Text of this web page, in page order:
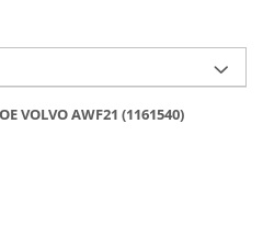
AWF21 (1161540)